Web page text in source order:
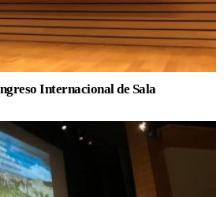
Internacional de Sala